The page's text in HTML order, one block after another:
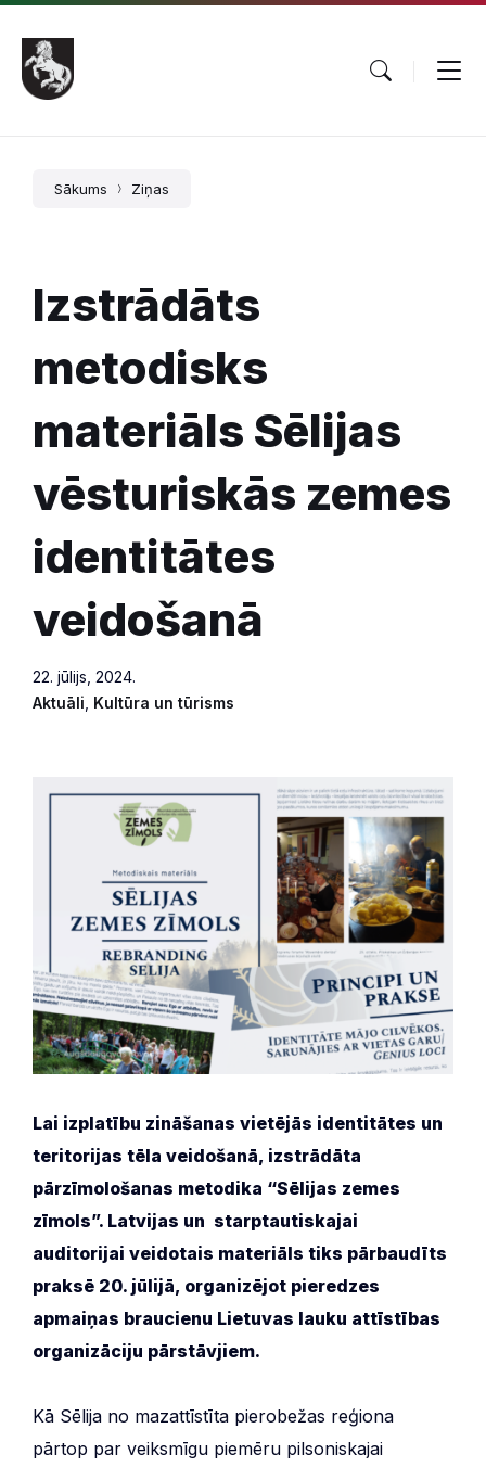
Pāriet
saturu
Skip
main
navigation
Skip
footer
Sākums Ziņas
Izstrādāts
metodisks
materiāls Sēlijas
vēsturiskās zemes
identitātes
veidošanā
22. jūlijs, 2024.
Aktuāli Kultūra un tūrisms
Lai izplatību zināšanas vietējās identitātes un
teritorijas tēla veidošanā, izstrādāta
pārzīmološanas metodika “Sēlijas zemes
zīmols”. Latvijas un starptautiskajai
auditorijai veidotais materiāls tiks pārbaudīts
praksē 20. jūlijā, organizējot pieredzes
apmaiņas braucienu Lietuvas lauku attīstības
organizāciju pārstāvjiem.
Kā Sēlija no mazattīstīta pierobežas reģiona
pārtop par veiksmīgu piemēru pilsoniskajai